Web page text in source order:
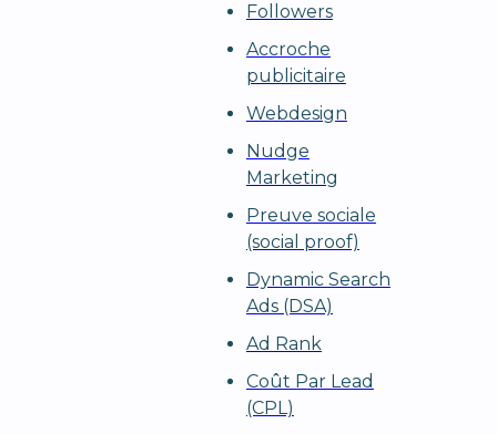
Followers
Accroche
publicitaire
Webdesign
Nudge
Marketing
Preuve sociale
(social proof)
Dynamic Search
Ads (DSA)
Ad Rank
Coût Par Lead
(CPL)